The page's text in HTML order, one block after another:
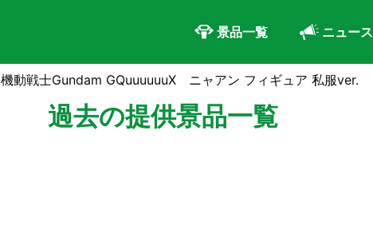
景品一覧 ニュース
機動戦士Gundam GQuuuuuuX ニャアン フィギュア 私服ver.
過去の提供景品一覧